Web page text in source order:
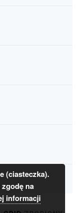
(ciasteczka).
na
informacji